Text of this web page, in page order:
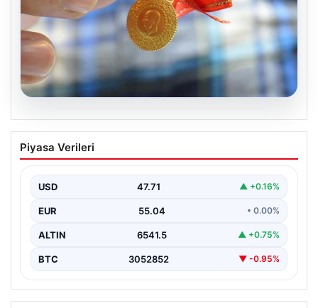
Nisan Ayı Merkez Bankası Kararı: Tarih
ve Ekonomistlerin Beklentileri
Kurulu’nun Nisan ayı faiz kararını açıklamak üzere
gerçekleştireceği…
Piyasa Verileri
USD 47.71 ▲ +0.16%
EUR 55.04 • 0.00%
ALTIN 6541.5 ▲ +0.75%
BTC 3052852 ▼ -0.95%